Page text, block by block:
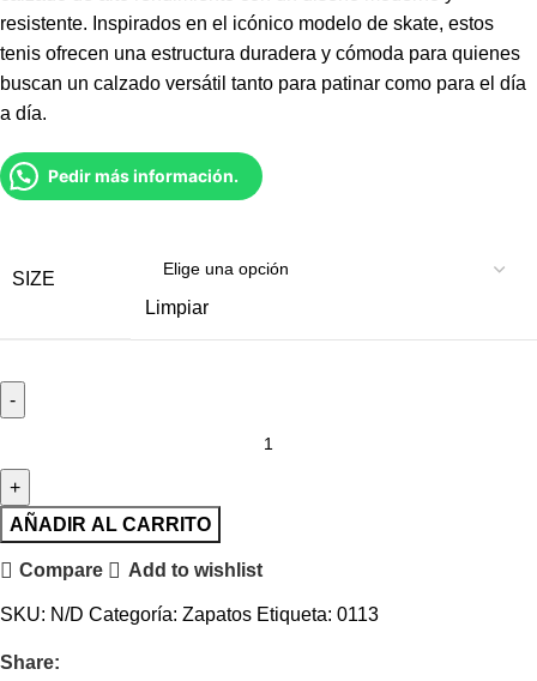
resistente. Inspirados en el icónico modelo de skate, estos
tenis ofrecen una estructura duradera y cómoda para quienes
buscan un calzado versátil tanto para patinar como para el día
a día.
Pedir más información.
SIZE
Limpiar
AÑADIR AL CARRITO
Compare Add to wishlist
SKU: N/D Categoría: Zapatos Etiqueta: 0113
Share: